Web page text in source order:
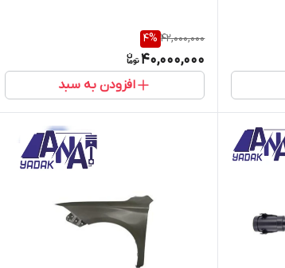
42,000,000
4%
40,000,000
افزودن به سبد